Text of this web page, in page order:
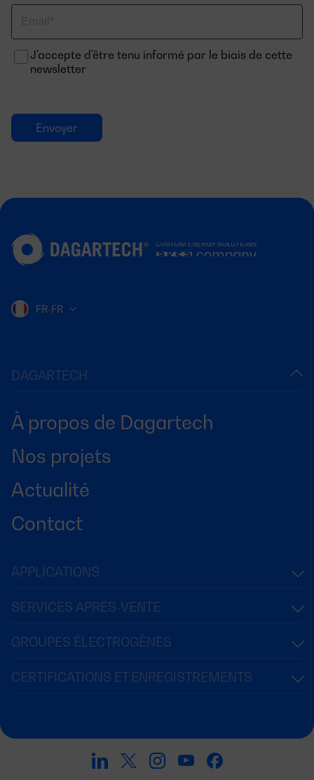
J'accepte d'être tenu informé par le biais de cette
newsletter
DAGARTECH
À propos de Dagartech
Nos projets
Actualité
Contact
FR-FR
APPLICATIONS
SERVICES APRÈS-VENTE
GROUPES ÉLECTROGÈNES
CERTIFICATIONS ET ENREGISTREMENTS